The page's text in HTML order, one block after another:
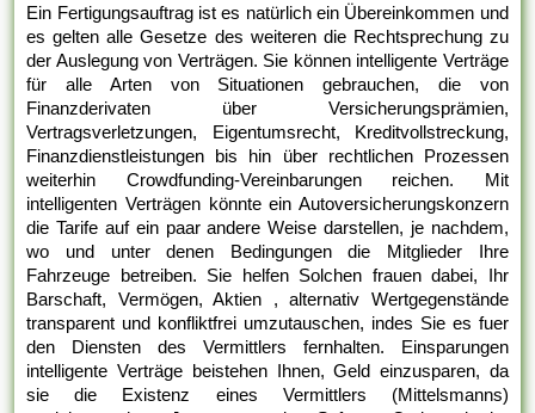
Ein Fertigungsauftrag ist es natürlich ein Übereinkommen und
es gelten alle Gesetze des weiteren die Rechtsprechung zu
der Auslegung von Verträgen. Sie können intelligente Verträge
für alle Arten von Situationen gebrauchen, die von
Finanzderivaten über Versicherungsprämien,
Vertragsverletzungen, Eigentumsrecht, Kreditvollstreckung,
Finanzdienstleistungen bis hin über rechtlichen Prozessen
weiterhin Crowdfunding-Vereinbarungen reichen. Mit
intelligenten Verträgen könnte ein Autoversicherungskonzern
die Tarife auf ein paar andere Weise darstellen, je nachdem,
wo und unter denen Bedingungen die Mitglieder Ihre
Fahrzeuge betreiben. Sie helfen Solchen frauen dabei, Ihr
Barschaft, Vermögen, Aktien , alternativ Wertgegenstände
transparent und konfliktfrei umzutauschen, indes Sie es fuer
den Diensten des Vermittlers fernhalten. Einsparungen
intelligente Verträge beistehen Ihnen, Geld einzusparen, da
sie die Existenz eines Vermittlers (Mittelsmanns)